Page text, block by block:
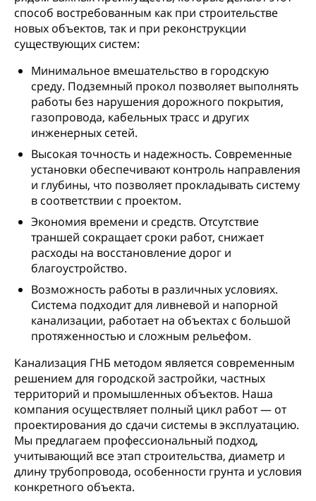
способ востребованным как при строительстве
новых объектов, так и при реконструкции
существующих систем:
Минимальное вмешательство в городскую
среду. Подземный прокол позволяет выполнять
работы без нарушения дорожного покрытия,
газопровода, кабельных трасс и других
инженерных сетей.
Высокая точность и надежность. Современные
установки обеспечивают контроль направления
и глубины, что позволяет прокладывать систему
в соответствии с проектом.
Экономия времени и средств. Отсутствие
траншей сокращает сроки работ, снижает
расходы на восстановление дорог и
благоустройство.
Возможность работы в различных условиях.
Система подходит для ливневой и напорной
канализации, работает на объектах с большой
протяженностью и сложным рельефом.
Канализация ГНБ методом является современным
решением для городской застройки, частных
территорий и промышленных объектов. Наша
компания осуществляет полный цикл работ — от
проектирования до сдачи системы в эксплуатацию.
Мы предлагаем профессиональный подход,
учитывающий все этап строительства, диаметр и
длину трубопровода, особенности грунта и условия
конкретного объекта.